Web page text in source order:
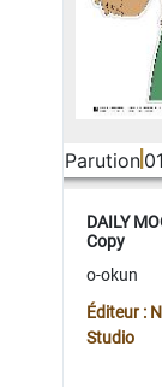
Parution
DAILY
Copy
o-okun
Éditeur :
Studio